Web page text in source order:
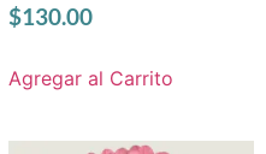
$130.00
Agregar al Carrito